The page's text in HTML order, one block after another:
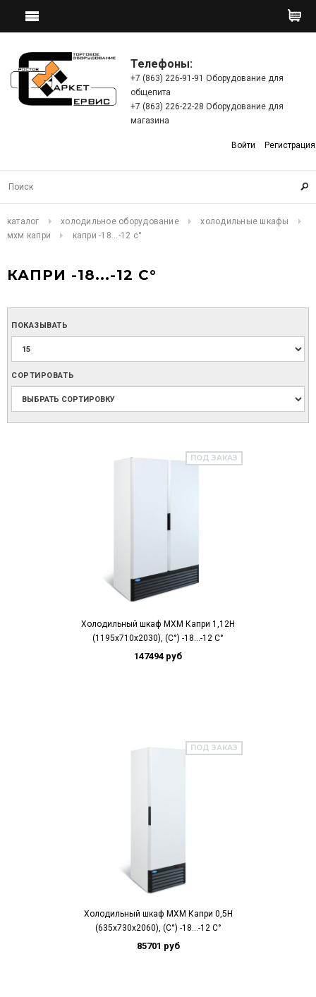
Телефоны:
+7 (863) 226-91-91 Оборудование для
общепита
+7 (863) 226-22-28 Оборудование для
магазина
Войти Регистрация
каталог холодильное оборудование
холодильные шкафы
мхм капри
капри -18...-12 c°
КАПРИ -18...-12 C°
ПОКАЗЫВАТЬ
СОРТИРОВАТЬ
ПОД ЗАКАЗ
Холодильный шкаф МХМ Капри 1,12Н
(1195х710х2030), (C°) -18...-12 C°
147494 руб
ПОД ЗАКАЗ
Холодильный шкаф МХМ Капри 0,5Н
(635х730х2060), (C°) -18...-12 C°
85701 руб